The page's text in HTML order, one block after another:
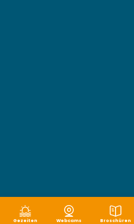
Gezeiten Webcams Broschüren